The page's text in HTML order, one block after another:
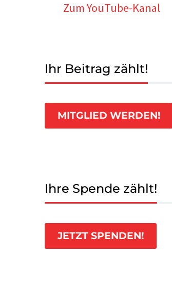
Zum YouTube-Kanal
Ihr Beitrag zählt!
MITGLIED WERDEN!
Ihre Spende zählt!
JETZT SPENDEN!